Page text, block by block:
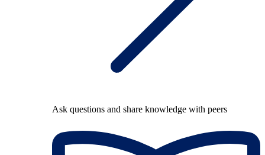
Ask questions and share knowledge with peers